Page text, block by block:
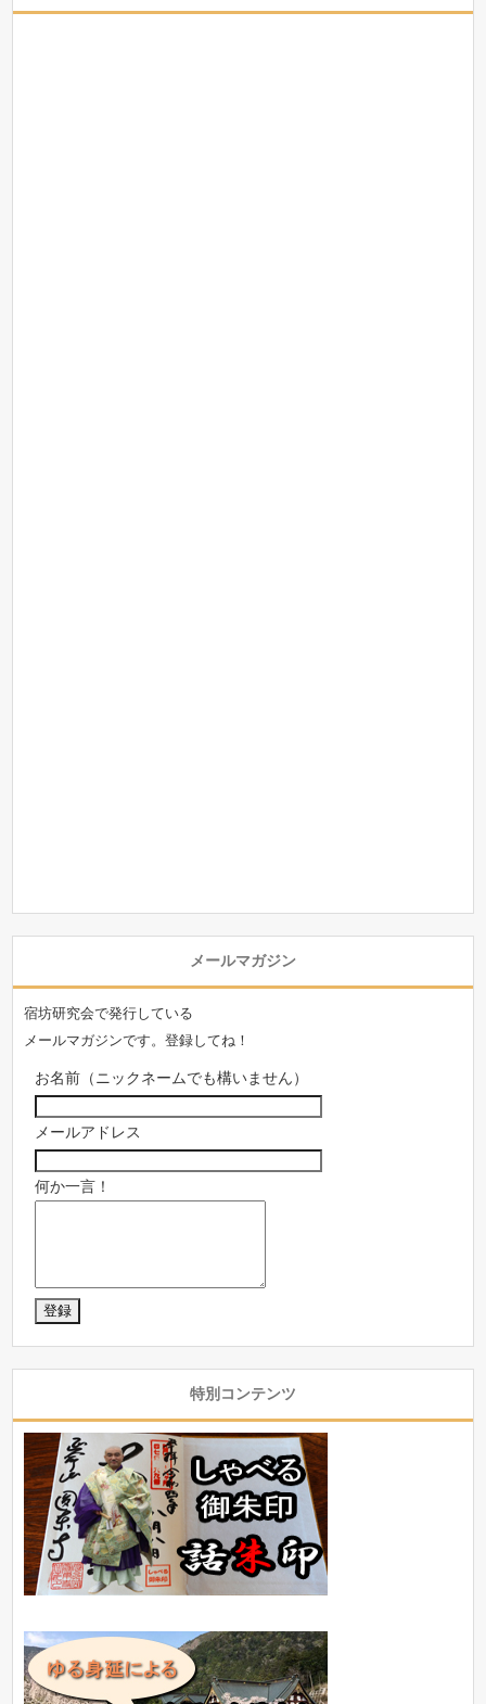
メールマガジン
宿坊研究会で発行している
メールマガジンです。登録してね！
お名前（ニックネームでも構いません）
メールアドレス
何か一言！
特別コンテンツ